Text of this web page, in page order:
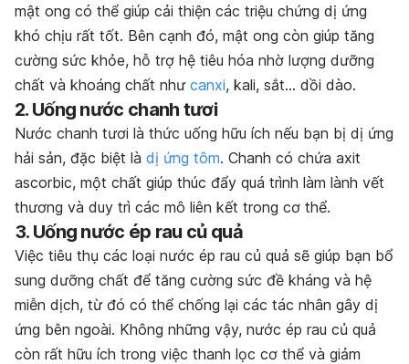
mật ong có thể giúp cải thiện các triệu chứng dị ứng
khó chịu rất tốt. Bên cạnh đó, mật ong còn giúp tăng
cường sức khỏe, hỗ trợ hệ tiêu hóa nhờ lượng dưỡng
chất và khoáng chất như canxi, kali, sắt… dồi dào.
2. Uống nước chanh tươi
Nước chanh tươi là thức uống hữu ích nếu bạn bị dị ứng
hải sản, đặc biệt là dị ứng tôm. Chanh có chứa axit
ascorbic, một chất giúp thúc đẩy quá trình làm lành vết
thương và duy trì các mô liên kết trong cơ thể.
3. Uống nước ép rau củ quả
Việc tiêu thụ các loại nước ép rau củ quả sẽ giúp bạn bổ
sung dưỡng chất để tăng cường sức đề kháng và hệ
miễn dịch, từ đó có thể chống lại các tác nhân gây dị
ứng bên ngoài. Không những vậy, nước ép rau củ quả
còn rất hữu ích trong việc thanh lọc cơ thể và giảm